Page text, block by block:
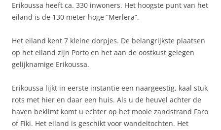
Erikoussa heeft ca. 330 inwoners. Het hoogste punt van het
eiland is de 130 meter hoge “Merlera”.
Het eiland kent 7 kleine dorpjes. De belangrijkste plaatsen
op het eiland zijn Porto en het aan de oostkust gelegen
gelijknamige Erikoussa.
Erikoussa lijkt in eerste instantie een naargeestig, kaal stuk
rots met hier en daar een huis. Als u de heuvel achter de
haven beklimt komt u echter op het mooie zandstrand Faro
of Fiki. Het eiland is geschikt voor wandeltochten. Het